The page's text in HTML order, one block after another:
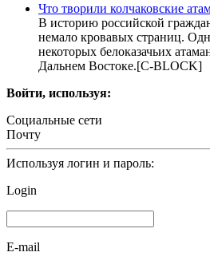
Что творили колчаковские
В историю российской
немало кровавых страниц.
некоторых белоказачьих
Дальнем Востоке.[С-BLOCK]
Войти, используя:
Социальные сети
Почту
Используя логин и пароль:
Login
E-mail